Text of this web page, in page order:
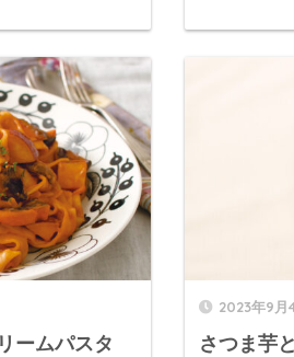
ームパスタ
2023年9月
さつま芋